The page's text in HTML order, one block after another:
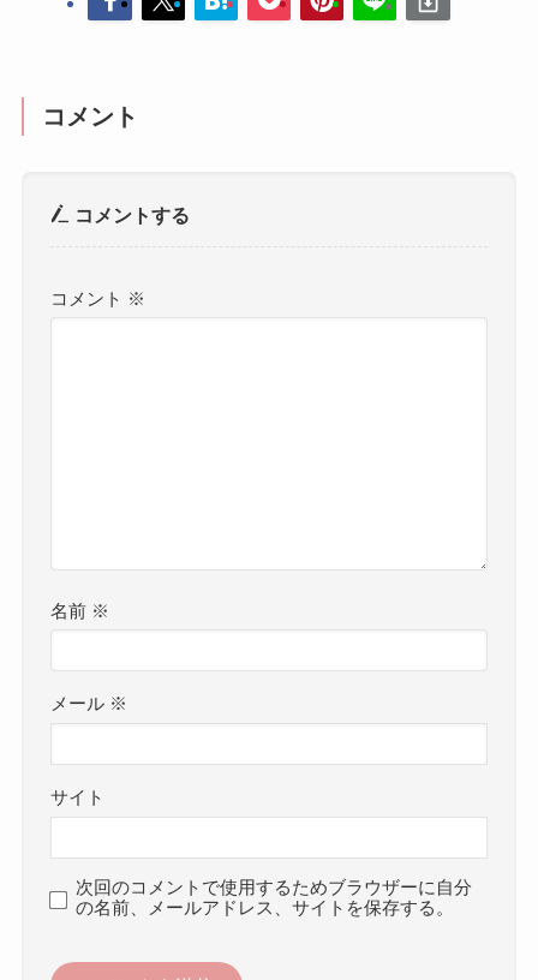
コメント
コメントする
コメント ※
名前 ※
メール ※
サイト
次回のコメントで使用するためブラウザーに自分
の名前、メールアドレス、サイトを保存する。